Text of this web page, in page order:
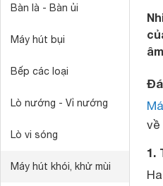
Bàn là - Bàn ủi
Máy hút bụi
Bếp các loại
Lò nướng - Vỉ nướng
Lò vi sóng
Máy hút khói, khử mùi
về
1.